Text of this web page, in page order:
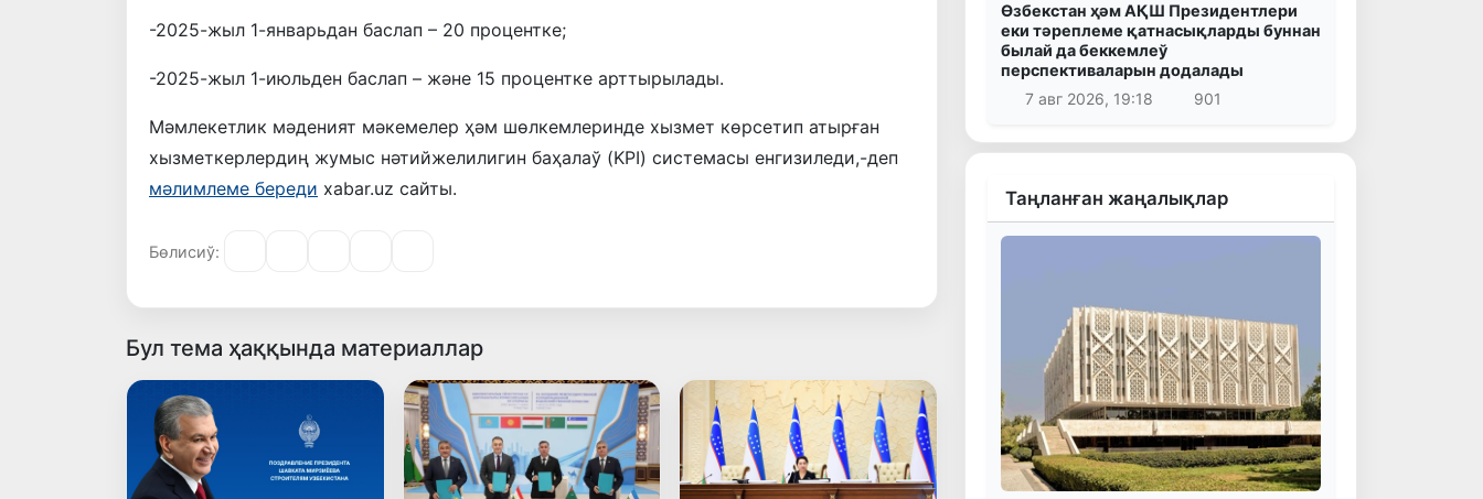
-2025-жыл 1-январьдан баслап – 20 процентке;
-2025-жыл 1-июльден баслап – және 15 процентке арттырылады.
Мәмлекетлик мәденият мәкемелер ҳәм шөлкемлеринде хызмет көрсетип атырған
хызметкерлердиң жумыс нәтийжелилигин баҳалаў (KPI) системасы енгизиледи,-деп
мәлимлеме береди xabar.uz сайты.
Бөлисиў:
Бул тема ҳаққында материаллар
Өзбекстан ҳәм АҚШ Президентлери
еки тәреплеме қатнасықларды буннан
былай да беккемлеў
перспективаларын додалады
7 авг 2026, 19:18
901
Таңланған жаңалықлар